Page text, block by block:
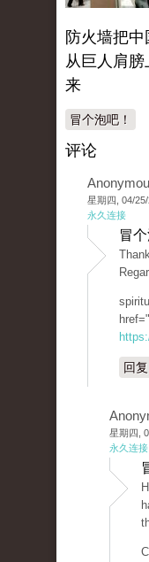
防火墙把中
从巨人肩膀
来
冒个泡吧！
评论
星期四, 04/
永久连接
冒
href="
回复
星期四,
永久连接